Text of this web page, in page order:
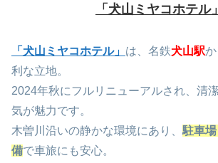
「犬山ミヤコホテル」
「犬山ミヤコホテル」 は、名鉄犬山駅か
利な立地。
2024年秋にフルリニューアルされ、清
気が魅力です。
木曽川沿いの静かな環境にあり、 駐車
備で車旅にも安心。